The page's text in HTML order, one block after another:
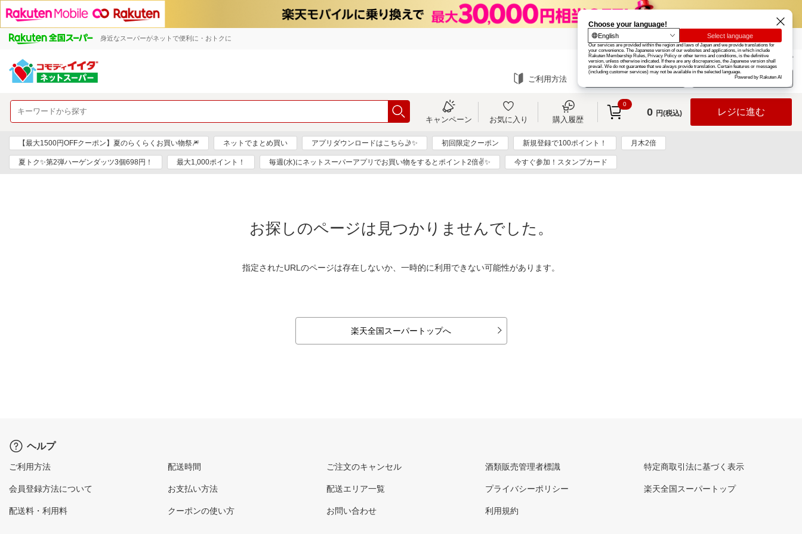
身近なスーパーがネットで便利に・おトクに 楽天グループ カード
お知らせ ヘルプ
ご利用方法 ログイン
キャンペーン お気に入り 購入履歴
0
0 円(税込) レジに進む
【最大1500円OFFクーポン】夏のらくらくお買い物祭🎆 ネットでまとめ買い アプリダウンロードはこちら🤳✨ 初回限定クーポン 新規登録で100ポイント！ 月木2倍
夏トク✨第2弾ハーゲンダッツ3個698円！ 最大1,000ポイント！ 毎週(水)にネットスーパーアプリでお買い物をするとポイント2倍✌✨ 今すぐ参加！スタンプカード
お探しのページは見つかりませんでした。
指定されたURLのページは存在しないか、一時的に利用できない可能性があります。
楽天全国スーパートップへ
ヘルプ
ご利用方法
会員登録方法について
配送料・利用料
配送時間
お支払い方法
クーポンの使い方
ご注文のキャンセル
配送エリア一覧
お問い合わせ
酒類販売管理者標識
プライバシーポリシー
利用規約
特定商取引法に基づく表示
楽天全国スーパートップ